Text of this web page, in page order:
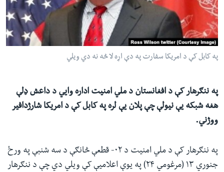
شئ
لټون
ځای
ته
له مونږ سره په تماس کې پاتې شئ
په کابل کې د امریکا سفارت په دې اړه لا څه نه دي ویلي
په ننګرهار کې د افغانستان د ملي امنیت اداره وايي د داعش ډلې
هغه شبکه یې نیولې چې پلان یې لره په کابل کې د امریکا شارژدافیر
ووژني.
په ننګرهار کې د ملي امنیت د ۰۲- قطعې څانګې د سه شنبې په ورځ
جنوري ۱۳ (مرغومي ۲۴) په یوې اعلامیې کې ویلي دي چې د ننګرهار